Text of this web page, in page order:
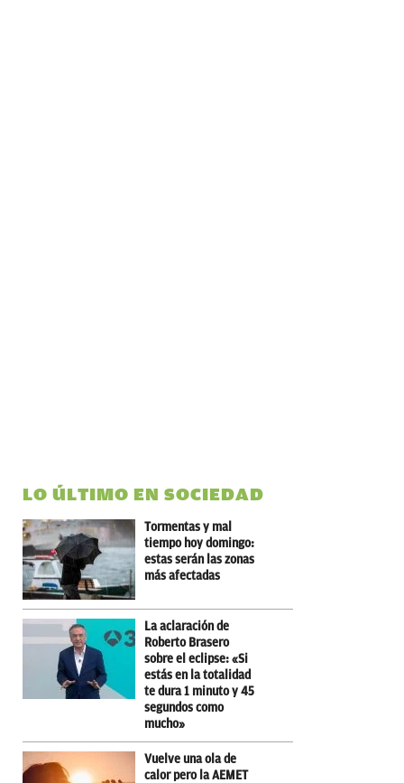
LO ÚLTIMO EN SOCIEDAD
Tormentas y mal
tiempo hoy domingo:
estas serán las zonas
más afectadas
La aclaración de
Roberto Brasero
sobre el eclipse: «Si
estás en la totalidad
te dura 1 minuto y 45
segundos como
mucho»
Vuelve una ola de
calor pero la AEMET